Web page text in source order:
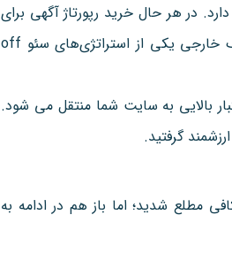
در هر حال خرید رپورتاژ آگهی برای
بهینه کردن سئو سایت بسیار مهم است چرا که دریافت بک لینک خارجی یکی از استراتژی‌های سئو off
بالایی به سایت شما منتقل می شود.
مطلع شدید؛ اما باز هم در ادامه به